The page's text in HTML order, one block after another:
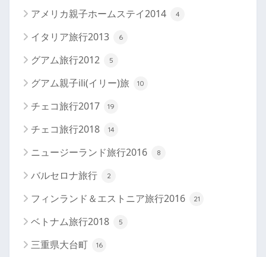
アメリカ親子ホームステイ2014 4
イタリア旅行2013 6
グアム旅行2012 5
グアム親子ili(イリー)旅 10
チェコ旅行2017 19
チェコ旅行2018 14
ニュージーランド旅行2016 8
バルセロナ旅行 2
フィンランド＆エストニア旅行2016 21
ベトナム旅行2018 5
三重県大台町 16